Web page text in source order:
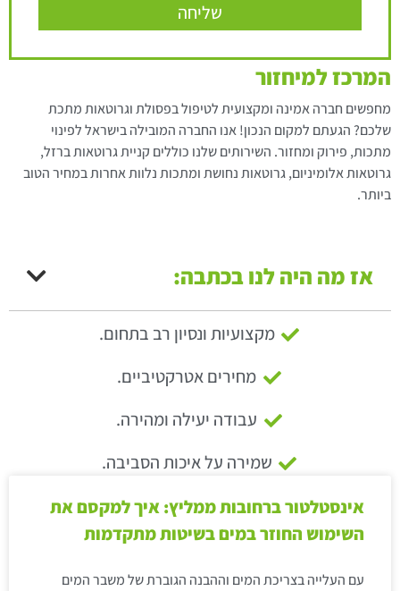
שליחה
המרכז למיחזור
מחפשים חברה אמינה ומקצועית לטיפול בפסולת וגרוטאות מתכת
שלכם? הגעתם למקום הנכון! אנו החברה המובילה בישראל לפינוי
מתכות, פירוק ומחזור. השירותים שלנו כוללים קניית גרוטאות ברזל,
גרוטאות אלומיניום, גרוטאות נחושת ומתכות נלוות אחרות במחיר הטוב
ביותר.
אז מה היה לנו בכתבה:
מקצועיות ונסיון רב בתחום.
מחירים אטרקטיביים.
עבודה יעילה ומהירה.
שמירה על איכות הסביבה.
אינסטלטור ברחובות ממליץ: איך למקסם את
השימוש החוזר במים בשיטות מתקדמות
עם העלייה בצריכת המים וההבנה הגוברת של משבר המים